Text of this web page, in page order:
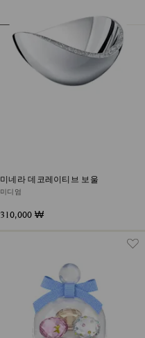
미네라 데코레이티브 보울
미디엄
310,000 ₩